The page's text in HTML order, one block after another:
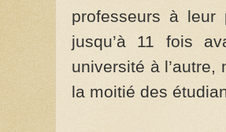
professeurs à leur
jusqu’à 11 fois
université à
la moitié des